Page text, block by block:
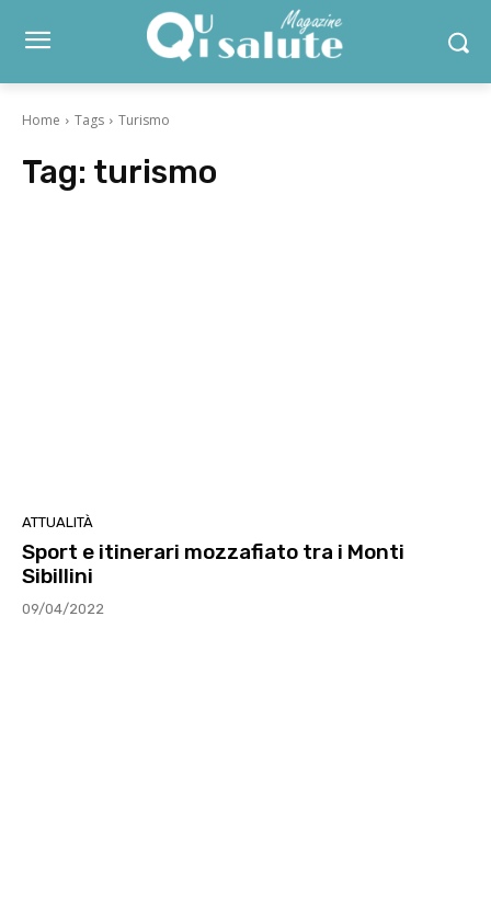
Home Tags Turismo
Tag: turismo
ATTUALITÀ
Sport e itinerari mozzafiato tra i Monti
Sibillini
09/04/2022